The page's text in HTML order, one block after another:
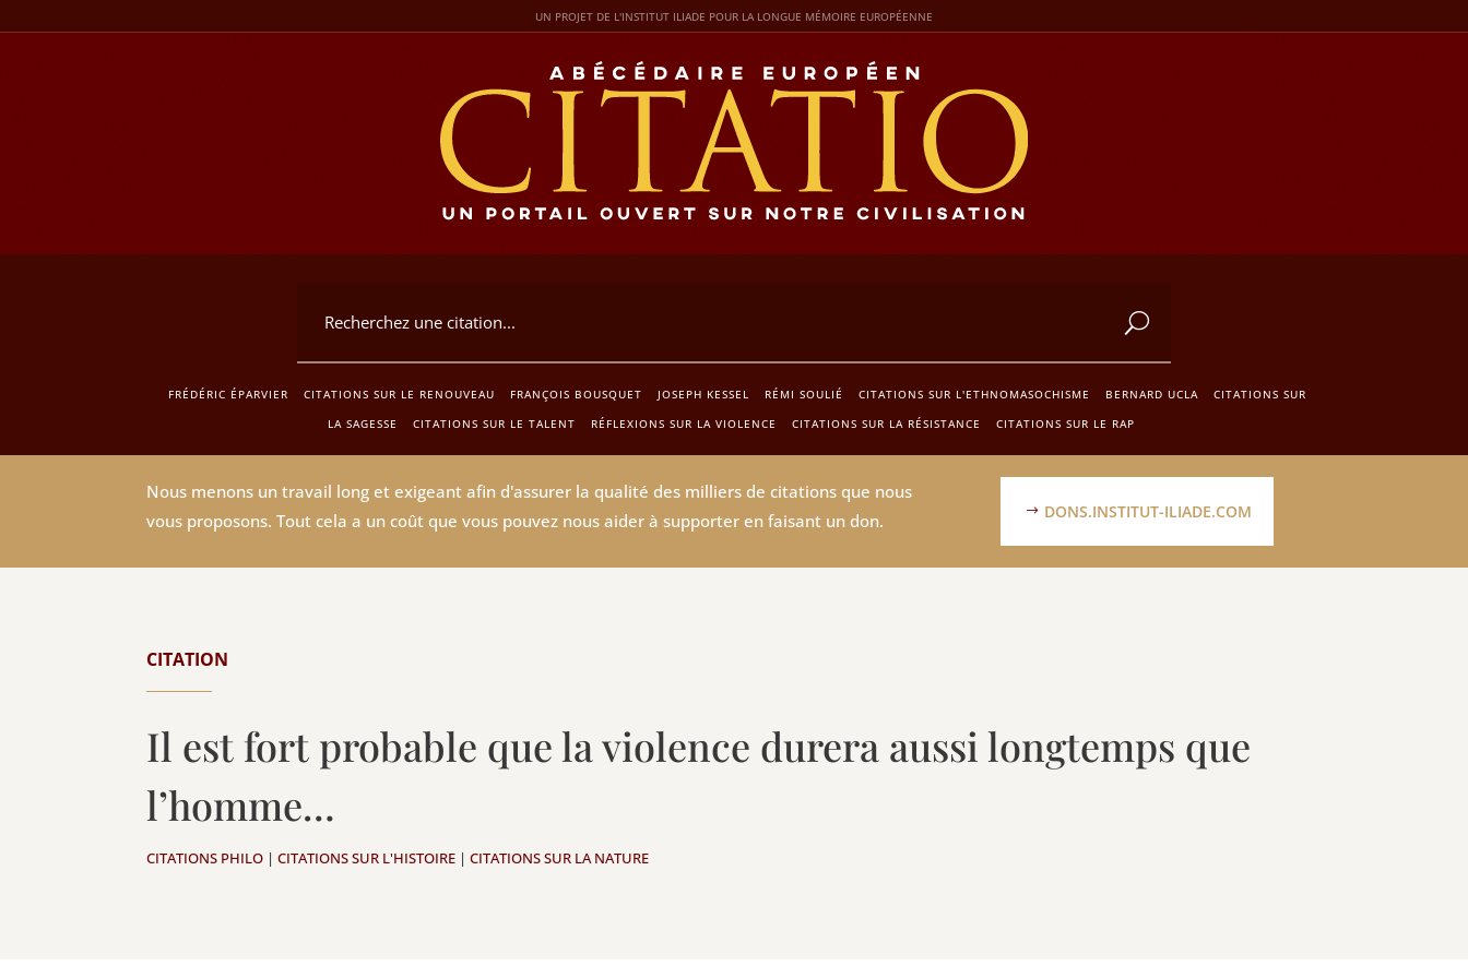
UN PROJET DE L'INSTITUT ILIADE POUR LA LONGUE MÉMOIRE EUROPÉENNE
FRÉDÉRIC ÉPARVIER CITATIONS SUR LE RENOUVEAU FRANÇOIS BOUSQUET JOSEPH KESSEL RÉMI SOULIÉ CITATIONS SUR L'ETHNOMASOCHISME BERNARD UCLA
CITATIONS SUR
LA SAGESSE
CITATIONS SUR LE TALENT RÉFLEXIONS SUR LA VIOLENCE CITATIONS SUR LA RÉSISTANCE CITATIONS SUR LE RAP
Nous menons un travail long et exigeant afin d'assurer la qualité des milliers de citations que nous
vous proposons. Tout cela a un coût que vous pouvez nous aider à supporter en faisant un don.
DONS.INSTITUT-ILIADE.COM
CITATION
Il est fort probable que la violence durera aussi longtemps que
l’homme…
CITATIONS PHILO |CITATIONS SUR L'HISTOIRE |CITATIONS SUR LA NATURE